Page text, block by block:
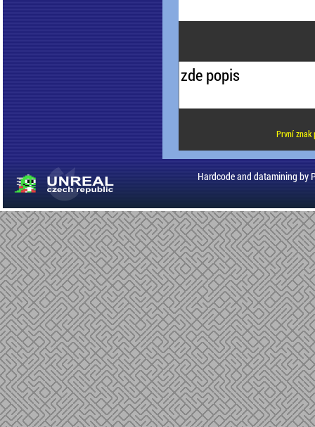
První znak
Hardcode and datamining by